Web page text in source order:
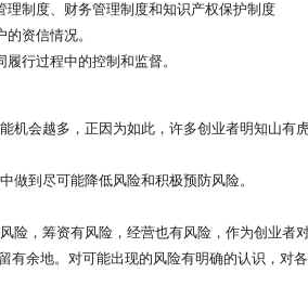
制度、财务管理制度和知识产权保护制度
资信情况。
行过程中的控制和监督。
会越多，正因为如此，许多创业者明知山有
到尽可能降低风险和积极预防风险。
，筹资有风险，经营也有风险，作为创业者
有余地。对可能出现的风险有明确的认识，对